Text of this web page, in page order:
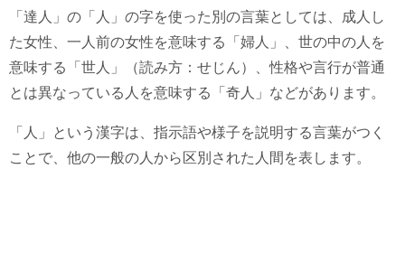
「達人」の「人」の字を使った別の言葉としては、成人し
た女性、一人前の女性を意味する「婦人」、世の中の人を
意味する「世人」（読み方：せじん）、性格や言行が普通
とは異なっている人を意味する「奇人」などがあります。
「人」という漢字は、指示語や様子を説明する言葉がつく
ことで、他の一般の人から区別された人間を表します。